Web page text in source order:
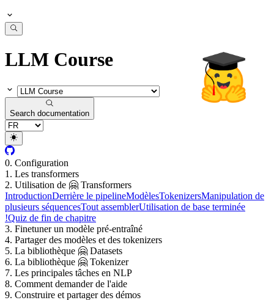
LLM Course
Search documentation
0. Configuration
1. Les transformers
2. Utilisation de 🤗 Transformers
IntroductionDerrière le pipelineModèlesTokenizersManipulation de
plusieurs séquencesTout assemblerUtilisation de base terminée
!Quiz de fin de chapitre
3. Finetuner un modèle pré-entraîné
4. Partager des modèles et des tokenizers
5. La bibliothèque 🤗 Datasets
6. La bibliothèque 🤗 Tokenizer
7. Les principales tâches en NLP
8. Comment demander de l'aide
9. Construire et partager des démos